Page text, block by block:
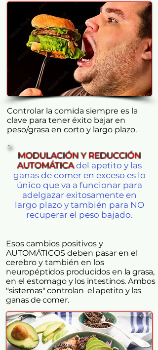
Controlar la comida siempre es la
clave para tener éxito bajar en
peso/grasa en corto y largo plazo.
MODULACIÓN Y REDUCCIÓN
AUTOMÁTICA del apetito y las
ganas de comer en exceso es lo
único que va a funcionar para
adelgazar exitosamente en
largo plazo y también para NO
recuperar el peso bajado.
Esos cambios positivos y
AUTOMÁTICOS deben pasar en el
cerebro y también en los
neuropéptidos producidos en la grasa,
en el estomago y los intestinos. Ambos
"sistemas" controlan el apetito y las
ganas de comer.